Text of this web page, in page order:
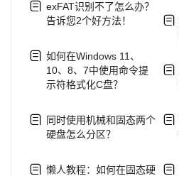
exFAT识别不了怎么办？
告诉您2个好方法！
如何在Windows 11、
10、8、7中使用命令提
示符格式化C盘？
同时使用机械和固态两个
硬盘怎么分区？
懒人教程：如何在固态硬